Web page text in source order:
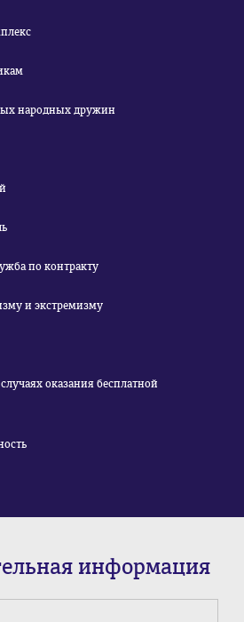
народных дружин
по контракту
и экстремизму
оказания бесплатной
информация